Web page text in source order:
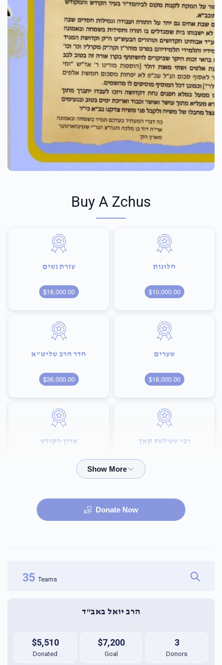
Buy A Zchus
חלונות
$10,000.00
עזרת נשים
$18,000.00
שערים
$18,000.00
חדר הרב שליט"א
$36,000.00
רבי שעילעס קאך ארון הקודש
Donate Now
35Teams
הרב יואל באב"ד
$5,510
Donated
$7,200
Goal
3
Donors